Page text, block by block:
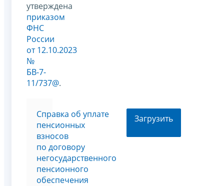
утверждена
приказом
ФНС
России
от 12.10.2023
№
БВ-7-
11/737@.
Cправка об уплате
пенсионных
взносов
по договору
негосударственного
пенсионного
обеспечения
Загрузить